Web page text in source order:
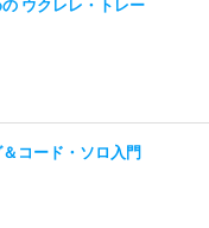
ウクレレ・トレー
コード・ソロ入門